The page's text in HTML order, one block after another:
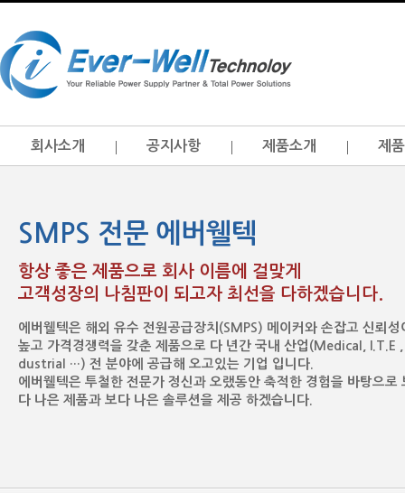
회사소개 공지사항 제품소개 제
SMPS 전문 에버웰텍
항상 좋은 제품으로 회사 이름에 걸맞게
고객성장의 나침판이 되고자 최선을 다하겠습니다.
에버웰텍은 해외 유수 전원공급장치(SMPS) 메이커와 손잡고 신뢰성
높고 가격경쟁력을 갖춘 제품으로 다 년간 국내 산업(Medical, I.T.E
dustrial …) 전 분야에 공급해 오고있는 기업 입니다.
에버웰텍은 투철한 전문가 정신과 오랬동안 축적한 경험을 바탕으로
다 나은 제품과 보다 나은 솔루션을 제공 하겠습니다.
[공지][Mean Well 제품 전품목] 10% 가격 인하 조정